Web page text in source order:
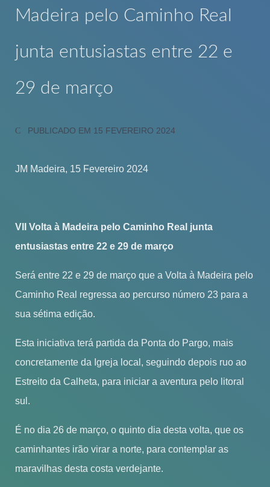
Madeira pelo Caminho Real
junta entusiastas entre 22 e
29 de março
PUBLICADO EM 15 FEVEREIRO 2024
JM Madeira, 15 Fevereiro 2024
VII Volta à Madeira pelo Caminho Real junta
entusiastas entre 22 e 29 de março
Será entre 22 e 29 de março que a Volta à Madeira pelo
Caminho Real regressa ao percurso número 23 para a
sua sétima edição.
Esta iniciativa terá partida da Ponta do Pargo, mais
concretamente da Igreja local, seguindo depois ruo ao
Estreito da Calheta, para iniciar a aventura pelo litoral
sul.
É no dia 26 de março, o quinto dia desta volta, que os
caminhantes irão virar a norte, para contemplar as
maravilhas desta costa verdejante.